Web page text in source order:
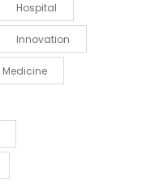
Hospital
Innovation
Medicine